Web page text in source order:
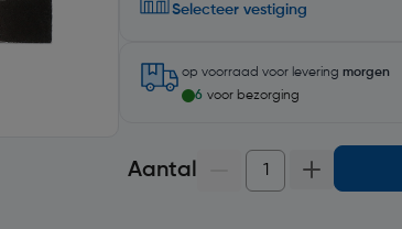
Selecteer vestiging
op voorraad voor levering morgen
6 voor bezorging
Aantal